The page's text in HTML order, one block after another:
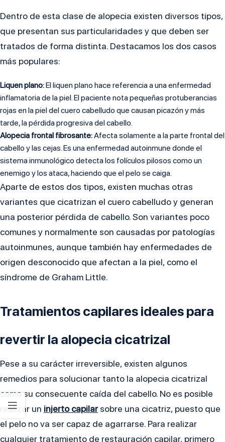
Dentro de esta clase de alopecia existen diversos tipos,
que presentan sus particularidades y que deben ser
tratados de forma distinta. Destacamos los dos casos
más populares:
Liquen plano:El liquen plano hace referencia a una enfermedad
inflamatoria de la piel. El paciente nota pequeñas protuberancias
rojas en la piel del cuero cabelludo que causan picazón y más
tarde, la pérdida progresiva del cabello.
Alopecia frontal fibrosante:Afecta solamente a la parte frontal del
cabello y las cejas. Es una enfermedad autoinmune donde el
sistema inmunológico detecta los folículos pilosos como un
enemigo y los ataca, haciendo que el pelo se caiga.
Aparte de estos dos tipos, existen muchas otras
variantes que cicatrizan el cuero cabelludo y generan
una posterior pérdida de cabello. Son variantes poco
comunes y normalmente son causadas por patologías
autoinmunes, aunque también hay enfermedades de
origen desconocido que afectan a la piel, como el
síndrome de Graham Little.
Tratamientos capilares ideales para
revertir la alopecia cicatrizal
Pese a su carácter irreversible, existen algunos
remedios para solucionar tanto la alopecia cicatrizal
como su consecuente caída del cabello. No es posible
realizar un injerto capilar sobre una cicatriz, puesto que
el pelo no va ser capaz de agarrarse. Para realizar
cualquier tratamiento de restauración capilar, primero